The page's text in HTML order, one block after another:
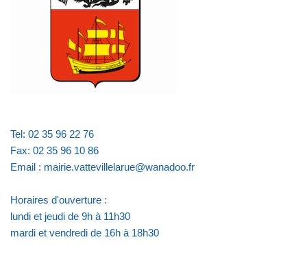
Tel: 02 35 96 22 76
Fax: 02 35 96 10 86
Email : mairie.vattevillelarue@wanadoo.fr
Horaires d'ouverture :
lundi et jeudi de 9h à 11h30
mardi et vendredi de 16h à 18h30